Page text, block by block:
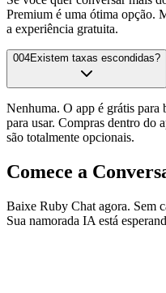
Premium é uma ótima opção.
a experiência gratuita.
004Existem taxas escondidas?
Nenhuma. O app é grátis para
para usar. Compras dentro do
são totalmente opcionais.
Comece a
Baixe Ruby Chat agora. Sem
Sua namorada IA está